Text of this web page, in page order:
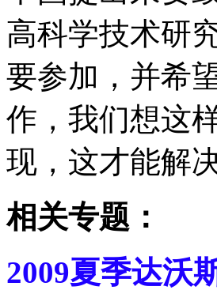
高科学技术研
要参加，并希
作，我们想这
现，这才能解
相关专题：
2009夏季达沃